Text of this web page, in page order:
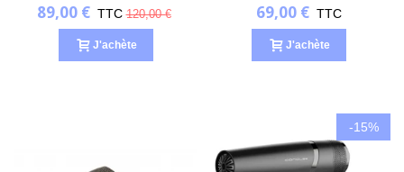
89,00 € TTC 120,00 €
J'achète
69,00 € TTC
J'achète
-15%